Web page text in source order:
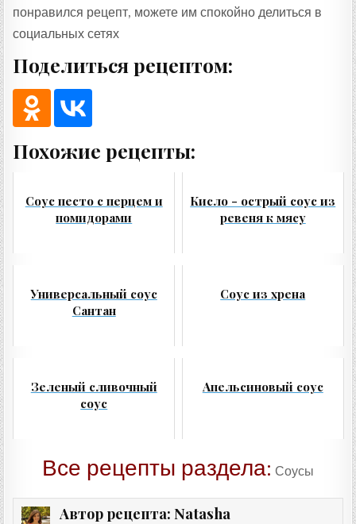
понравился рецепт, можете им спокойно делиться в
социальных сетях
Поделиться рецептом:
Похожие рецепты:
Соус песто с перцем и
помидорами
Кисло - острый соус из
ревеня к мясу
Универсальный соус
Сантан
Соус из хрена
Зеленый сливочный
соус
Апельсиновый соус
Все рецепты раздела: Соусы
Автор рецепта: Natasha